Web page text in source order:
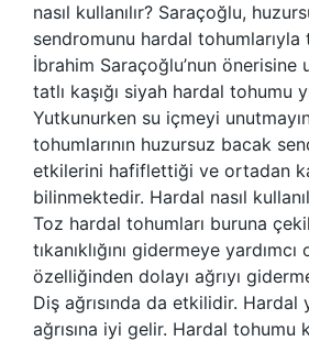
nasıl kullanılır? Saraçoğlu,
sendromunu hardal
İbrahim Saraçoğlu’nun önerisine
tatlı kaşığı siyah hardal tohumu
Yutkunurken su içmeyi
tohumlarının huzursuz bacak
etkilerini hafiflettiği ve ortadan
bilinmektedir. Hardal nasıl
Toz hardal tohumları buruna
tıkanıklığını gidermeye
özelliğinden dolayı ağrıyı
Diş ağrısında da etkilidir. Hardal
ağrısına iyi gelir. Hardal tohumu